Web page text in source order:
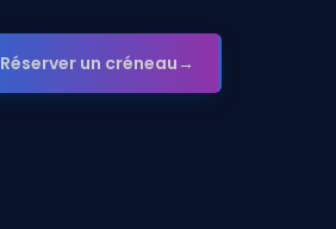
Réserver un créneau →